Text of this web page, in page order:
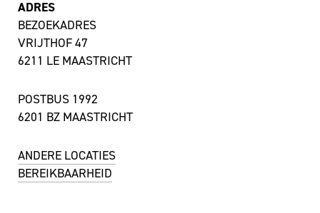
ADRES
BEZOEKADRES
VRIJTHOF 47
6211 LE MAASTRICHT
POSTBUS 1992
6201 BZ MAASTRICHT
ANDERE LOCATIES
BEREIKBAARHEID